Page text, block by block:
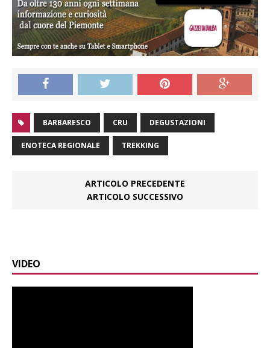
BARBARESCO CRU DEGUSTAZIONI
ENOTECA REGIONALE TREKKING
ARTICOLO PRECEDENTE
ARTICOLO SUCCESSIVO
VIDEO